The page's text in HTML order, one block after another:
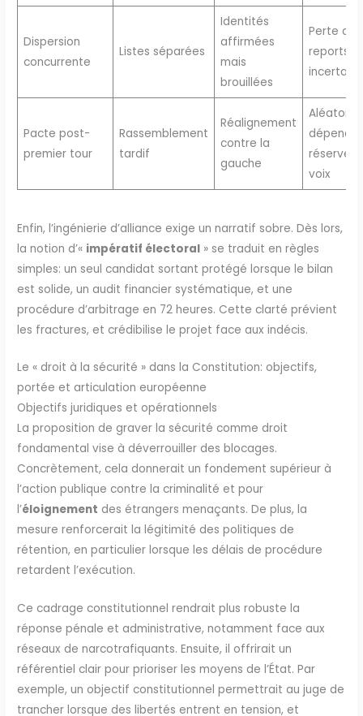
Dispersion
concurrente
Listes séparées
Identités
affirmées
mais
brouillées
Perte
reports
incertains
Pacte post-
premier tour
Rassemblement
tardif
Réalignement
contre la
gauche
Aléatoire,
dépend
réserves
voix
Enfin, l’ingénierie d’alliance exige un narratif sobre. Dès lors,
la notion d’« impératif électoral » se traduit en règles
simples: un seul candidat sortant protégé lorsque le bilan
est solide, un audit financier systématique, et une
procédure d’arbitrage en 72 heures. Cette clarté prévient
les fractures, et crédibilise le projet face aux indécis.
Le « droit à la sécurité » dans la Constitution: objectifs,
portée et articulation européenne
Objectifs juridiques et opérationnels
La proposition de graver la sécurité comme droit
fondamental vise à déverrouiller des blocages.
Concrètement, cela donnerait un fondement supérieur à
l’action publique contre la criminalité et pour
l’éloignement des étrangers menaçants. De plus, la
mesure renforcerait la légitimité des politiques de
rétention, en particulier lorsque les délais de procédure
retardent l’exécution.
Ce cadrage constitutionnel rendrait plus robuste la
réponse pénale et administrative, notamment face aux
réseaux de narcotrafiquants. Ensuite, il offrirait un
référentiel clair pour prioriser les moyens de l’État. Par
exemple, un objectif constitutionnel permettrait au juge de
trancher lorsque des libertés entrent en tension, et